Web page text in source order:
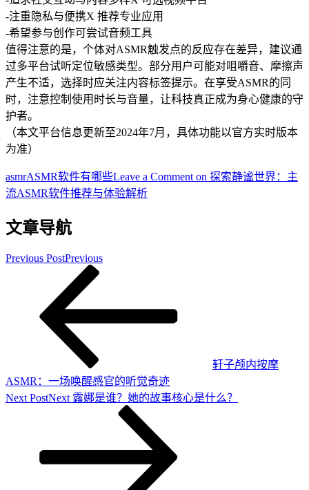
-注重隐私与便携X 推荐专业应用
-希望参与创作可尝试音频工具
值得注意的是，个体对ASMR触发点的反应存在差异，建议通
过多平台试听定位敏感类型。部分用户可能对咀嚼音、摩擦声
产生不适，选择时应关注内容标签提示。在享受ASMR的同
时，注意控制使用时长与音量，让科技真正成为身心健康的守
护者。
（本文平台信息更新至2024年7月，具体功能以官方实时版本
为准）
asmrASMR软件有哪些Leave a Comment on 探索静谧世界：主
流ASMR软件推荐与体验解析
文章导航
Previous PostPrevious
轩子颅内按摩
ASMR：一场唤醒感官的听觉奇迹
Next PostNext 露娜是谁？她的故事核心是什么？